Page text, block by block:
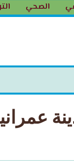
الصحي